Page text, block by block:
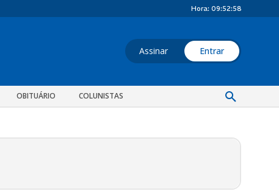
Hora: 09:52:58
Assinar Entrar
OBITUÁRIO COLUNISTAS